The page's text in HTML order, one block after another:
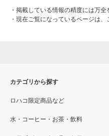
・ 掲載している情報の精度には万全
・ 現在ご覧になっているページは
カテゴリから探す
ロハコ限定商品など
水・コーヒー・お茶・飲料